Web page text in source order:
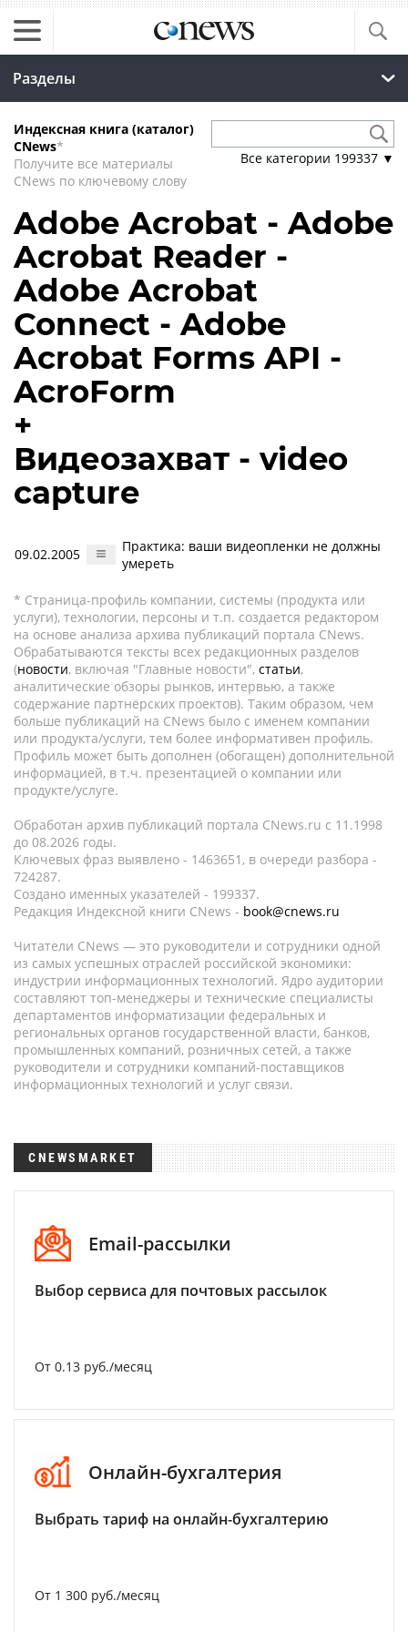
Разделы
Индексная книга (каталог)
CNews*
Получите все материалы
CNews по ключевому слову
Все категории 199337 ▼
Adobe Acrobat - Adobe
Acrobat Reader -
Adobe Acrobat
Connect - Adobe
Acrobat Forms API -
AcroForm
+
Видеозахват - video
capture
09.02.2005
Практика: ваши видеопленки не должны
умереть
* Страница-профиль компании, системы (продукта или
услуги), технологии, персоны и т.п. создается редактором
на основе анализа архива публикаций портала CNews.
Обрабатываются тексты всех редакционных разделов
(новости, включая "Главные новости", статьи,
аналитические обзоры рынков, интервью, а также
содержание партнёрских проектов). Таким образом, чем
больше публикаций на CNews было с именем компании
или продукта/услуги, тем более информативен профиль.
Профиль может быть дополнен (обогащен) дополнительной
информацией, в т.ч. презентацией о компании или
продукте/услуге.
Обработан архив публикаций портала CNews.ru c 11.1998
до 08.2026 годы.
Ключевых фраз выявлено - 1463651, в очереди разбора -
724287.
Создано именных указателей - 199337.
Редакция Индексной книги CNews - book@cnews.ru
Читатели CNews — это руководители и сотрудники одной
из самых успешных отраслей российской экономики:
индустрии информационных технологий. Ядро аудитории
составляют топ-менеджеры и технические специалисты
департаментов информатизации федеральных и
региональных органов государственной власти, банков,
промышленных компаний, розничных сетей, а также
руководители и сотрудники компаний-поставщиков
информационных технологий и услуг связи.
CNEWSMARKET
Email-рассылки
Выбор сервиса для почтовых рассылок
От 0.13 руб./месяц
Онлайн-бухгалтерия
Выбрать тариф на онлайн-бухгалтерию
От 1 300 руб./месяц